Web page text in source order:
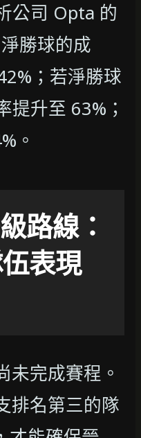
公司 Opta 的
勝球的成
；若淨勝球
提升至 63%；
。
路線：
表現
未完成賽程。
排名第三的隊